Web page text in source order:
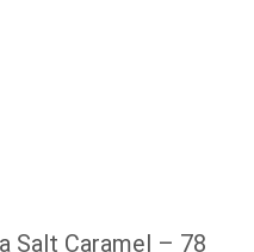
Salt Caramel – 78